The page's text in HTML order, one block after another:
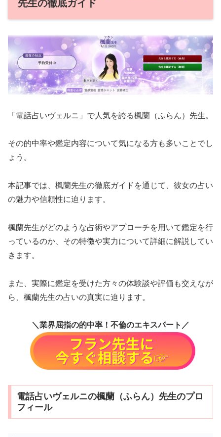
先生の徹底ガイド
「電話占いヴェルニ」で人気を誇る楓蘭（ふらん）先生。
その的中率や鑑定内容について気になる方も多いことでし
ょう。
本記事では、楓蘭先生の徹底ガイドを通じて、彼女の占い
の魅力や信頼性に迫ります。
楓蘭先生がどのような占術やアプローチを用いて鑑定を行
っているのか、その特徴や実力について詳細に解説してい
きます。
また、実際に鑑定を受けた方々の体験談や評価も交えなが
ら、楓蘭先生の占いの真実に迫ります。
＼業界屈指の的中率！不倫のエキスパート／
電話占いヴェルニの楓蘭（ふらん）先生のプロ
フィール